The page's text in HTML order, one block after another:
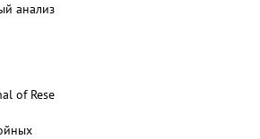
анализ
of Rese